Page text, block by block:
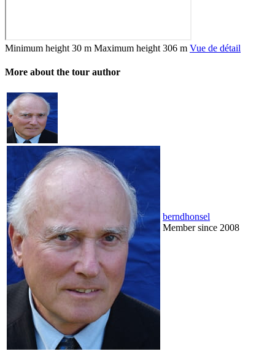
Minimum height 30 m Maximum height 306 m Vue de détail
More about the tour author
berndhonsel
Member since 2008